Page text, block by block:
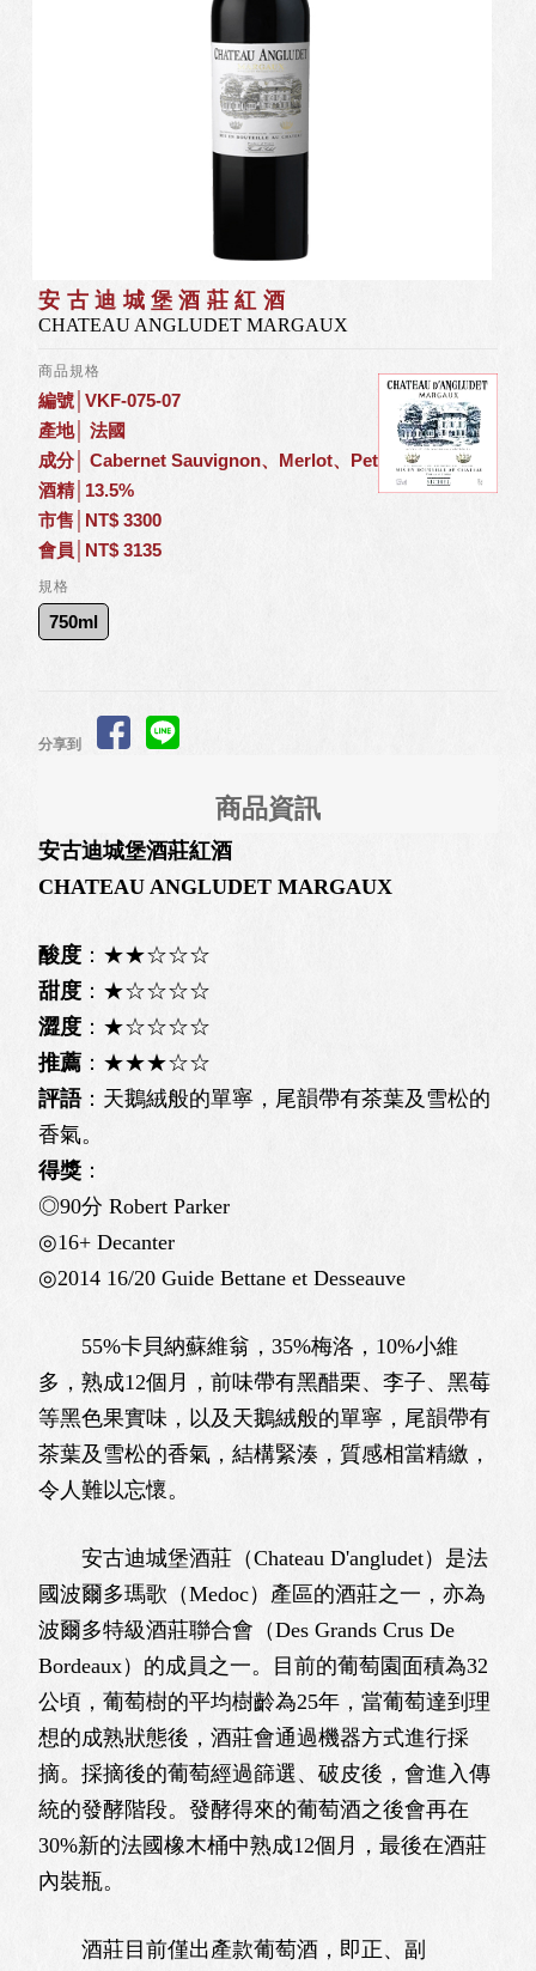
安古迪城堡酒莊紅酒
CHATEAU ANGLUDET MARGAUX
商品規格
編號│VKF-075-07
產地│ 法國
成分│ Cabernet Sauvignon、Merlot、Petit Verdot
酒精│13.5%
市售│NT$ 3300
會員│NT$ 3135
規格
750ml
分享到
商品資訊
安古迪城堡酒莊紅酒
CHATEAU ANGLUDET MARGAUX
酸度 ：★★☆☆☆
甜度 ：★☆☆☆☆
澀度 ：★☆☆☆☆
推薦 ：★★★☆☆
評語：天鵝絨般的單寧，尾韻帶有茶葉及雪松的
香氣。
得獎 ：
◎90分 Robert Parker
◎16+ Decanter
◎2014 16/20 Guide Bettane et Desseauve
55%卡貝納蘇維翁，35%梅洛，10%小維
多，熟成12個月，前味帶有黑醋栗、李子、黑莓
等黑色果實味，以及天鵝絨般的單寧，尾韻帶有
茶葉及雪松的香氣，結構緊湊，質感相當精繳，
令人難以忘懷。
安古迪城堡酒莊（Chateau D'angludet）是法
國波爾多瑪歌（Medoc）產區的酒莊之一，亦為
波爾多特級酒莊聯合會（Des Grands Crus De
Bordeaux）的成員之一。目前的葡萄園面積為32
公頃，葡萄樹的平均樹齡為25年，當葡萄達到理
想的成熟狀態後，酒莊會通過機器方式進行採
摘。採摘後的葡萄經過篩選、破皮後，會進入傳
統的發酵階段。發酵得來的葡萄酒之後會再在
30%新的法國橡木桶中熟成12個月，最後在酒莊
內裝瓶。
酒莊目前僅出產款葡萄酒，即正、副